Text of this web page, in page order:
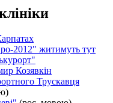
2012" житимуть тут
Козявкін
Трускавця